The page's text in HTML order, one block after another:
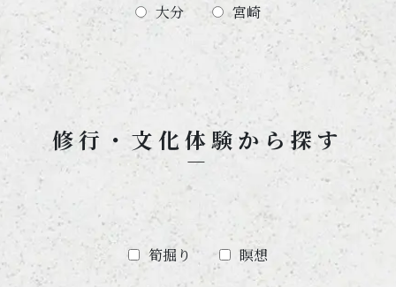
大分 宮崎
修行・文化体験から探す
筍掘り 瞑想